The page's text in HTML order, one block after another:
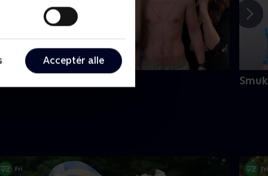
Acceptér alle